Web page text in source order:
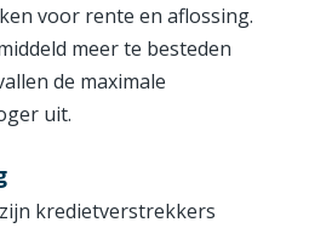
voor rente en aflossing.
meer te besteden
de maximale
uit.
kredietverstrekkers